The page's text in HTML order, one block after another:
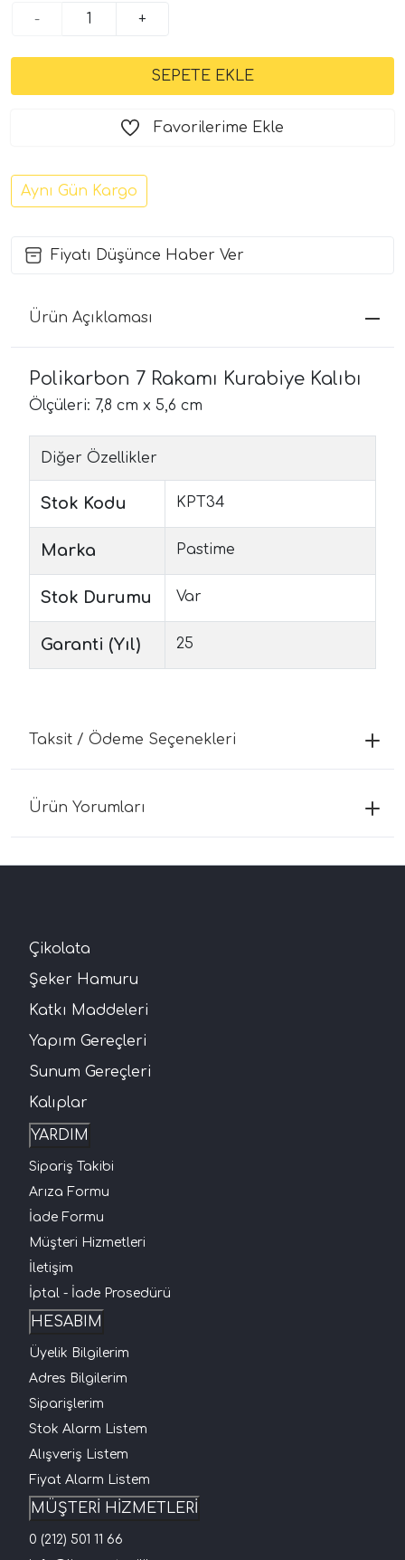
- +
Favorilerime Ekle
Aynı Gün Kargo
Fiyatı Düşünce Haber Ver
Ürün Açıklaması
Polikarbon 7 Rakamı Kurabiye Kalıbı
Ölçüleri: 7,8 cm x 5,6 cm
Diğer Özellikler
Stok Kodu KPT34
Marka Pastime
Stok Durumu Var
Garanti (Yıl) 25
Taksit / Ödeme Seçenekleri
Ürün Yorumları
Çikolata
Şeker Hamuru
Katkı Maddeleri
Yapım Gereçleri
Sunum Gereçleri
Kalıplar
YARDIM
Sipariş Takibi
Arıza Formu
İade Formu
Müşteri Hizmetleri
İletişim
İptal - İade Prosedürü
HESABIM
Üyelik Bilgilerim
Adres Bilgilerim
Siparişlerim
Stok Alarm Listem
Alışveriş Listem
Fiyat Alarm Listem
MÜŞTERİ HİZMETLERİ
0 (212) 501 11 66